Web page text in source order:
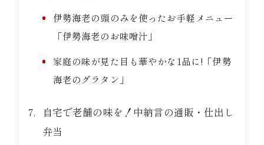
伊勢海老の頭のみを使ったお手軽メニュー
「伊勢海老のお味噌汁」
家庭の味が見た目も華やかな1品に!「伊勢
海老のグラタン」
自宅で老舗の味を！中納言の通販・仕出し
弁当